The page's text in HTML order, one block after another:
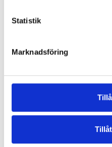
Statistik
Marknadsföring
Du har 30 dagar på dig
Känner du ingen
Du har inget att förlora –